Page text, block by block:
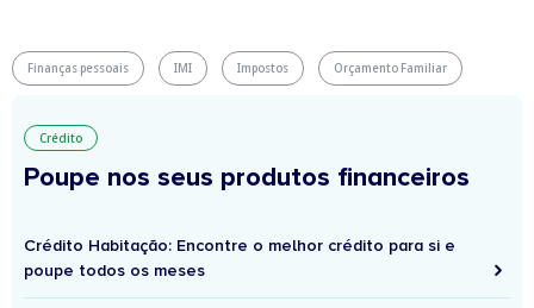
Finanças pessoais IMI Impostos Orçamento Familiar
Crédito
Poupe nos seus produtos financeiros
Crédito Habitação: Encontre o melhor crédito para si e
poupe todos os meses